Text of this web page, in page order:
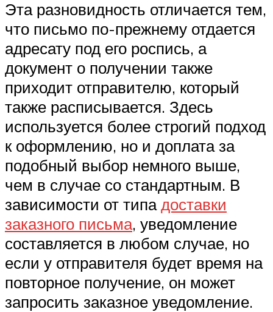
Эта разновидность отличается тем,
что письмо по-прежнему отдается
адресату под его роспись, а
документ о получении также
приходит отправителю, который
также расписывается. Здесь
используется более строгий подход
к оформлению, но и доплата за
подобный выбор немного выше,
чем в случае со стандартным. В
зависимости от типадоставки
заказного письма, уведомление
составляется в любом случае, но
если у отправителя будет время на
повторное получение, он может
запросить заказное уведомление.